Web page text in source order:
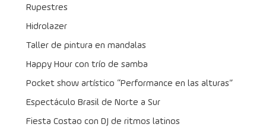
Rupestres
Hidrolazer
Taller de pintura en mandalas
Happy Hour con trío de samba
Pocket show artístico “Performance en las alturas”
Espectáculo Brasil de Norte a Sur
Fiesta Costao con DJ de ritmos latinos